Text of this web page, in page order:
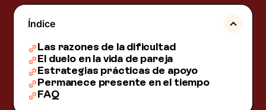
Índice
Las razones de la dificultad
El duelo en la vida de pareja
Estrategias prácticas de apoyo
Permanece presente en el tiempo
FAQ